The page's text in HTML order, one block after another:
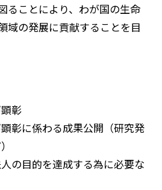
ることにより、わが国の生命
域の発展に貢献することを目
彰
彰に係わる成果公開（研究発
の目的を達成する為に必要な